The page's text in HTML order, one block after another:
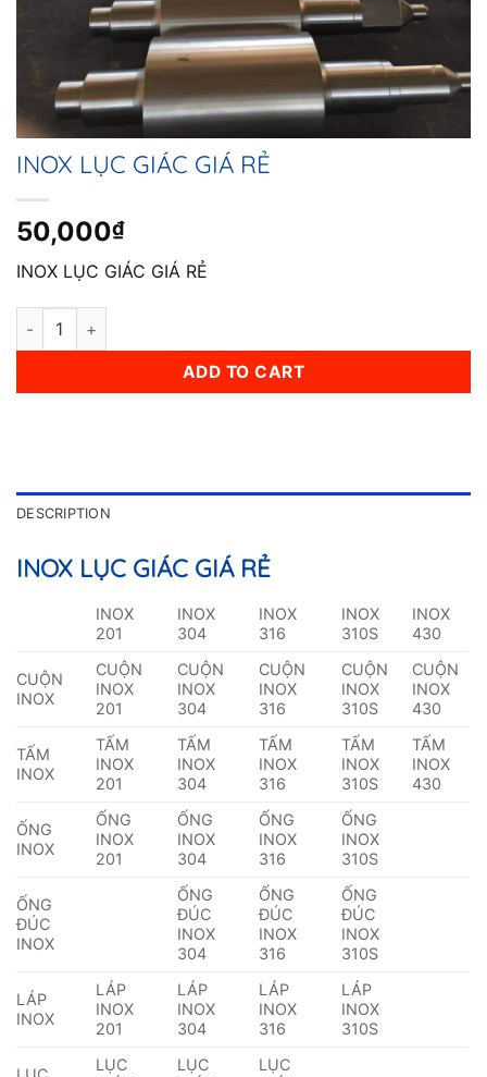
INOX LỤC GIÁC GIÁ RẺ
50,000₫
INOX LỤC GIÁC GIÁ RẺ
INOX LỤC GIÁC GIÁ RẺ quantity
ADD TO CART
DESCRIPTION
INOX LỤC GIÁC GIÁ RẺ
INOX
201
INOX
304
INOX
316
INOX
310S
INOX
430
CUỘN
INOX
CUỘN
INOX
201
CUỘN
INOX
304
CUỘN
INOX
316
CUỘN
INOX
310S
CUỘN
INOX
430
TẤM
INOX
TẤM
INOX
201
TẤM
INOX
304
TẤM
INOX
316
TẤM
INOX
310S
TẤM
INOX
430
ỐNG
INOX
ỐNG
INOX
201
ỐNG
INOX
304
ỐNG
INOX
316
ỐNG
INOX
310S
ỐNG
ĐÚC
INOX
ỐNG
ĐÚC
INOX
304
ỐNG
ĐÚC
INOX
316
ỐNG
ĐÚC
INOX
310S
LÁP
INOX
LÁP
INOX
201
LÁP
INOX
304
LÁP
INOX
316
LÁP
INOX
310S
LỤC
LỤC
LỤC